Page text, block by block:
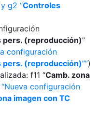
y g2 “Controles
pers. (reproducción)”
configuración
pers. (reproducción)” )
f11 “Camb. zona
Nueva configuración
imagen con TC